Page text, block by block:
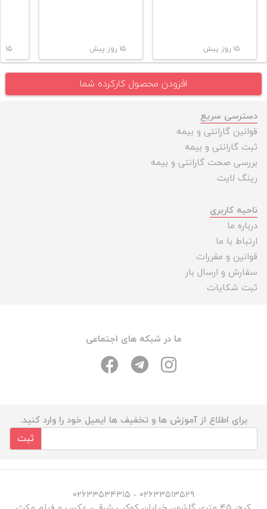
۱۵ روز پیش ۱۵ روز پیش ۱۵ روز پیش
افزودن محصول کارکرده شما
دسترسی سریع
قوانین گارانتی و بیمه
ثبت گارانتی و بیمه
بررسی صحت گارانتی و بیمه
رینگ لایت
ناحیه کاربری
درباره ما
ارتباط با ما
قوانین و مقررات
سفارش و ارسال بار
ثبت شکایات
ما در شبکه های اجتماعی
برای اطلاع از آموزش ها و تخفیف ها ایمیل خود را وارد کنید.
ثبت
۰۲۶۳۳۵۱۳۵۲۹ - ۰۲۶۳۳۵۳۴۳۱۵